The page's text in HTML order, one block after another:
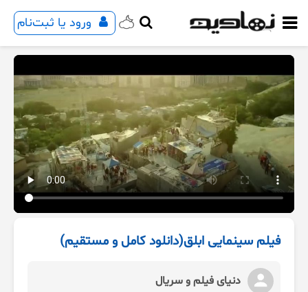
ورود یا ثبت‌نام
فیلم سینمایی ابلق(دانلود کامل و مستقیم)
دنیای فیلم و سریال